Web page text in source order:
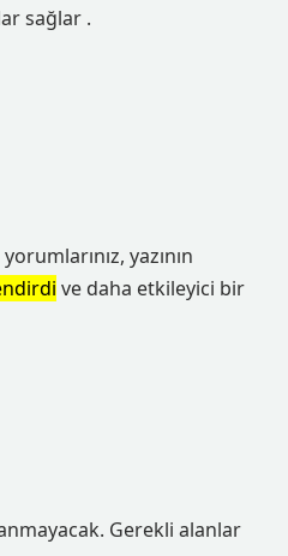
sağlar .
yazının
ve daha etkileyici bir
Gerekli alanlar